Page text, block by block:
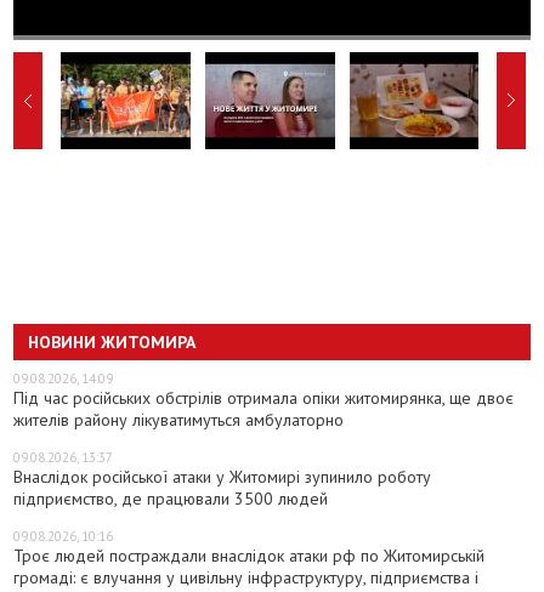
НОВИНИ ЖИТОМИРА
09.08.2026, 14:09
Під час російських обстрілів отримала опіки житомирянка, ще двоє
жителів району лікуватимуться амбулаторно
09.08.2026, 13:37
Внаслідок російської атаки у Житомирі зупинило роботу
підприємство, де працювали 3500 людей
09.08.2026, 10:16
Троє людей постраждали внаслідок атаки рф по Житомирській
громаді: є влучання у цивільну інфраструктуру, підприємства і